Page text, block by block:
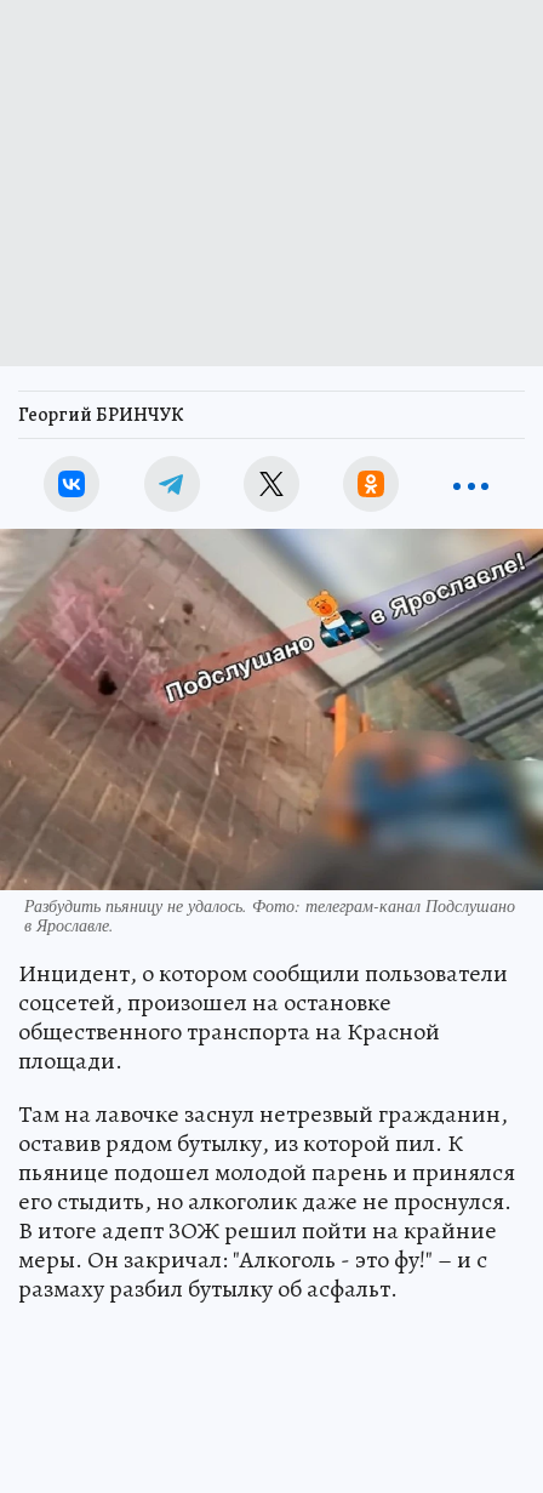
Георгий БРИНЧУК
Разбудить пьяницу не удалось. Фото: телеграм-канал Подслушано
в Ярославле.
Инцидент, о котором сообщили пользователи
соцсетей, произошел на остановке
общественного транспорта на Красной
площади.
Там на лавочке заснул нетрезвый гражданин,
оставив рядом бутылку, из которой пил. К
пьянице подошел молодой парень и принялся
его стыдить, но алкоголик даже не проснулся.
В итоге адепт ЗОЖ решил пойти на крайние
меры. Он закричал: "Алкоголь - это фу!" – и с
размаху разбил бутылку об асфальт.